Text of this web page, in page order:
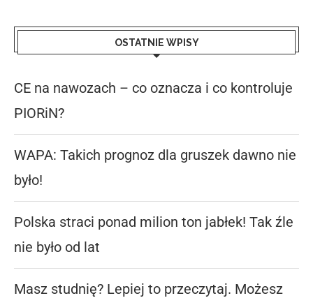
OSTATNIE WPISY
CE na nawozach – co oznacza i co kontroluje
PIORiN?
WAPA: Takich prognoz dla gruszek dawno nie
było!
Polska straci ponad milion ton jabłek! Tak źle
nie było od lat
Masz studnię? Lepiej to przeczytaj. Możesz